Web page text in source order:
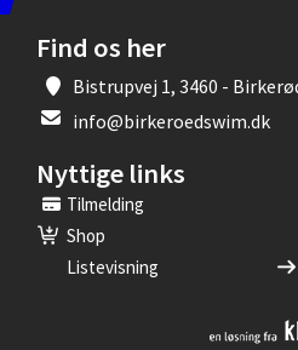
Find os her
Bistrupvej 1, 3460 -
info@birkeroedswim.dk
Nyttige links
Tilmelding
Shop
Listevisning